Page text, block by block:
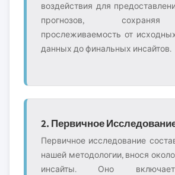
воздействия для
прогнозов,
прослеживаемость от
данных до финальных инсайтов.
2. Первичное
Первичное исследование
нашей методологии, внося
инсайты. Оно